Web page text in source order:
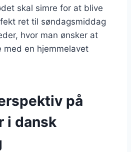
skal simre for at blive
ret til søndagsmiddag
hvor man ønsker at
en hjemmelavet
på
i dansk